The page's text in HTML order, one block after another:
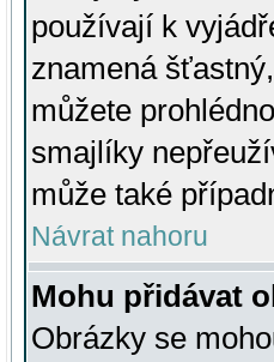
používají k
znamená
můžete
smajlíky
může také
Návrat nahoru
Mohu přidávat
Obrázky se